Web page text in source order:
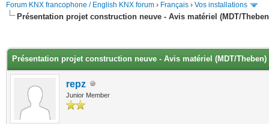
Forum KNX francophone / English KNX forum › Français › Vos installations
Présentation projet construction neuve - Avis matériel (MDT/
Présentation projet construction neuve - Avis matériel (MDT/Theben)
repz
Junior Member